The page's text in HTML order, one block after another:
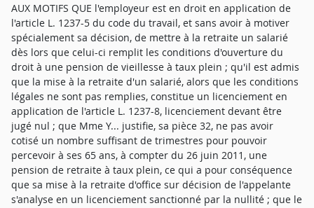
AUX MOTIFS QUE l'employeur est en droit en application de
l'article L. 1237-5 du code du travail, et sans avoir à motiver
spécialement sa décision, de mettre à la retraite un salarié
dès lors que celui-ci remplit les conditions d'ouverture du
droit à une pension de vieillesse à taux plein ; qu'il est admis
que la mise à la retraite d'un salarié, alors que les conditions
légales ne sont pas remplies, constitue un licenciement en
application de l'article L. 1237-8, licenciement devant être
jugé nul ; que Mme Y... justifie, sa pièce 32, ne pas avoir
cotisé un nombre suffisant de trimestres pour pouvoir
percevoir à ses 65 ans, à compter du 26 juin 2011, une
pension de retraite à taux plein, ce qui a pour conséquence
que sa mise à la retraite d'office sur décision de l'appelante
s'analyse en un licenciement sanctionné par la nullité ; que le